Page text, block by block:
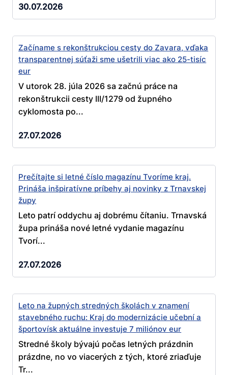
30.07.2026
Začíname s rekonštrukciou cesty do Zavara, vďaka
transparentnej súťaži sme ušetrili viac ako 25-tisíc
eur
V utorok 28. júla 2026 sa začnú práce na
rekonštrukcii cesty III/1279 od župného
cyklomosta po...
27.07.2026
Prečítajte si letné číslo magazínu Tvoríme kraj.
Prináša inšpiratívne príbehy aj novinky z Trnavskej
župy
Leto patrí oddychu aj dobrému čítaniu. Trnavská
župa prináša nové letné vydanie magazínu
Tvorí...
27.07.2026
Leto na župných stredných školách v znamení
stavebného ruchu: Kraj do modernizácie učební a
športovísk aktuálne investuje 7 miliónov eur
Stredné školy bývajú počas letných prázdnin
prázdne, no vo viacerých z tých, ktoré zriaďuje
Tr...